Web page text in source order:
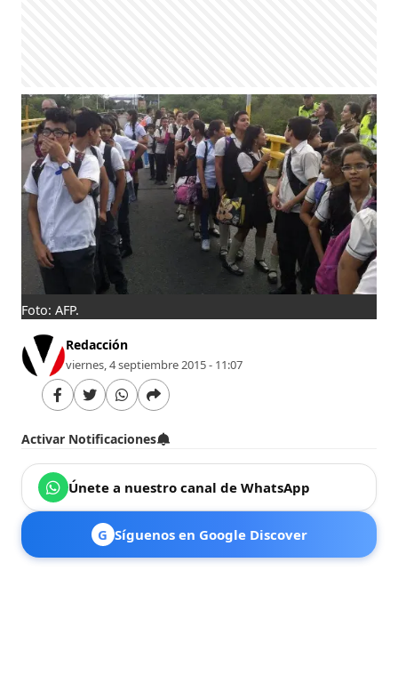
Foto: AFP.
Redacción
viernes, 4 septiembre 2015 - 11:07
Activar Notificaciones
Únete a nuestro canal de WhatsApp
G Síguenos en Google Discover